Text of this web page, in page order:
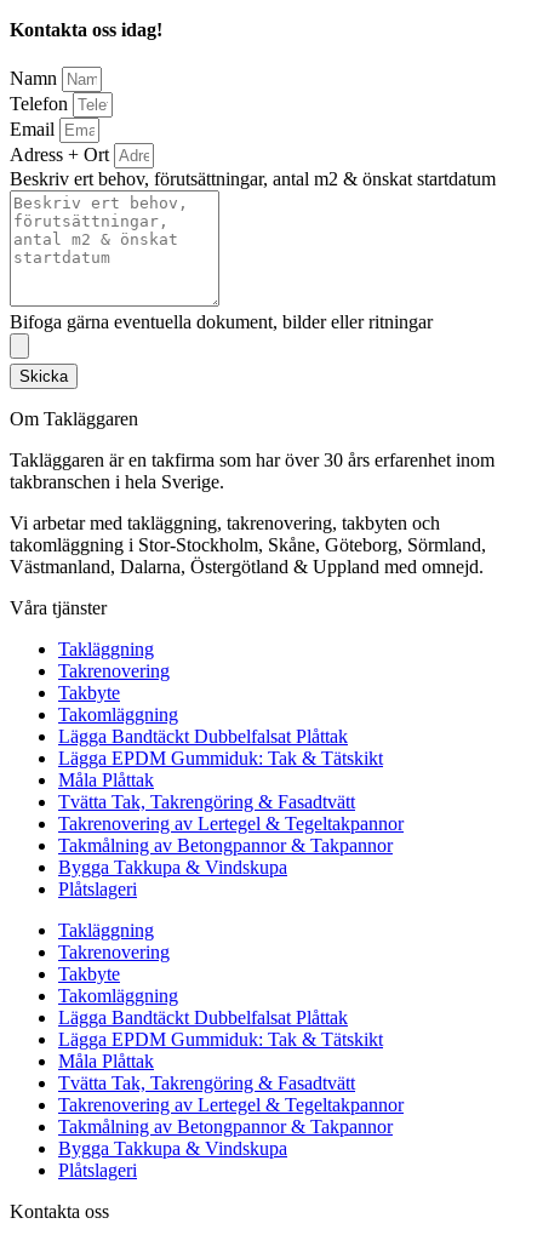
Kontakta oss idag!
Namn
Telefon
Email
Adress + Ort
Beskriv ert behov, förutsättningar, antal m2 & önskat startdatum
Bifoga gärna eventuella dokument, bilder eller ritningar
Skicka
Om Takläggaren
Takläggaren är en takfirma som har över 30 års erfarenhet inom
takbranschen i hela Sverige.
Vi arbetar med takläggning, takrenovering, takbyten och
takomläggning i Stor-Stockholm, Skåne, Göteborg, Sörmland,
Västmanland, Dalarna, Östergötland & Uppland med omnejd.
Våra tjänster
Takläggning
Takrenovering
Takbyte
Takomläggning
Lägga Bandtäckt Dubbelfalsat Plåttak
Lägga EPDM Gummiduk: Tak & Tätskikt
Måla Plåttak
Tvätta Tak, Takrengöring & Fasadtvätt
Takrenovering av Lertegel & Tegeltakpannor
Takmålning av Betongpannor & Takpannor
Bygga Takkupa & Vindskupa
Plåtslageri
Takläggning
Takrenovering
Takbyte
Takomläggning
Lägga Bandtäckt Dubbelfalsat Plåttak
Lägga EPDM Gummiduk: Tak & Tätskikt
Måla Plåttak
Tvätta Tak, Takrengöring & Fasadtvätt
Takrenovering av Lertegel & Tegeltakpannor
Takmålning av Betongpannor & Takpannor
Bygga Takkupa & Vindskupa
Plåtslageri
Kontakta oss